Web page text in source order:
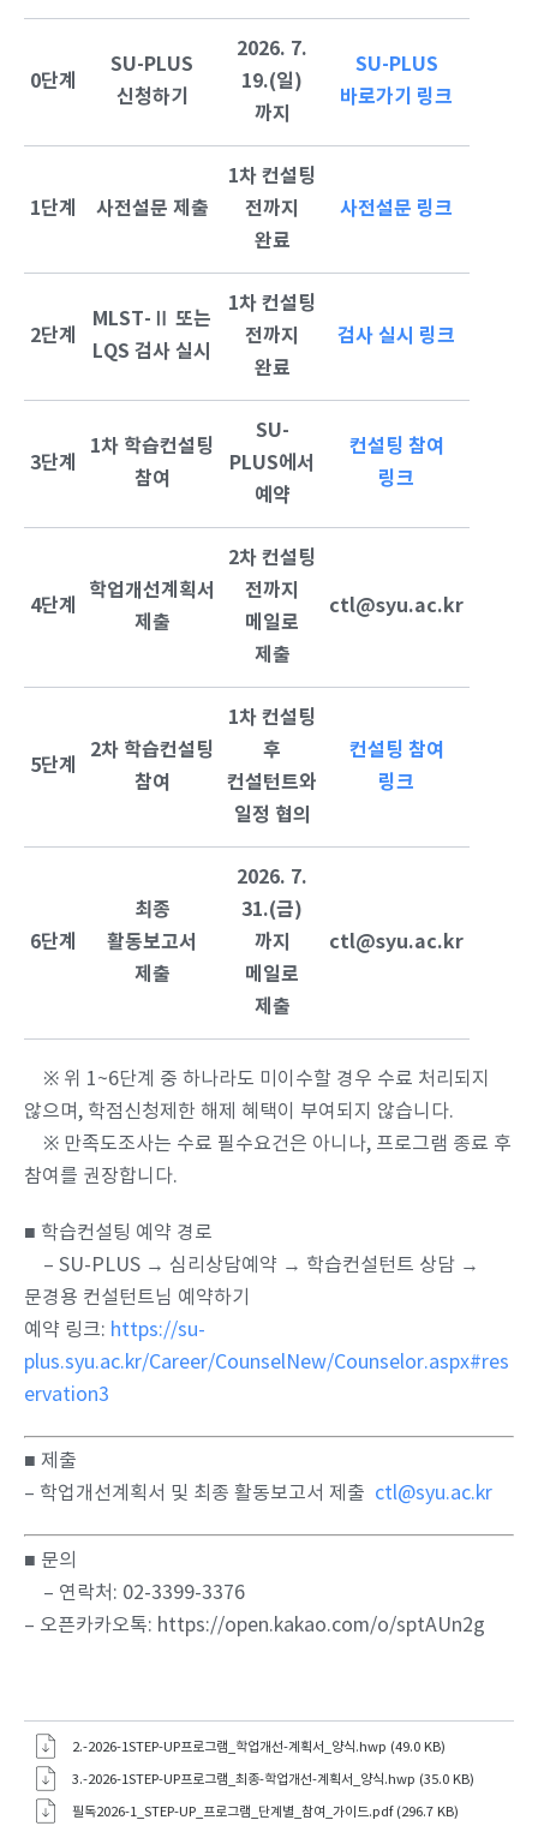
0단계
SU-PLUS
신청하기
2026. 7.
19.(일)
까지
SU-PLUS
바로가기 링크
1단계 사전설문 제출
1차 컨설팅
전까지
완료
사전설문 링크
2단계
MLST-Ⅱ 또는
LQS 검사 실시
1차 컨설팅
전까지
완료
검사 실시 링크
3단계
1차 학습컨설팅
참여
SU-
PLUS에서
예약
컨설팅 참여
링크
4단계
학업개선계획서
제출
2차 컨설팅
전까지
메일로
제출
ctl@syu.ac.kr
5단계
2차 학습컨설팅
참여
1차 컨설팅
후
컨설턴트와
일정 협의
컨설팅 참여
링크
6단계
최종
활동보고서
제출
2026. 7.
31.(금)
까지
메일로
제출
ctl@syu.ac.kr
※ 위 1~6단계 중 하나라도 미이수할 경우 수료 처리되지
않으며, 학점신청제한 해제 혜택이 부여되지 않습니다.
※ 만족도조사는 수료 필수요건은 아니나, 프로그램 종료 후
참여를 권장합니다.
■ 학습컨설팅 예약 경로
– SU-PLUS → 심리상담예약 → 학습컨설턴트 상담 →
문경용 컨설턴트님 예약하기
예약 링크: https://su-
plus.syu.ac.kr/Career/CounselNew/Counselor.aspx#res
ervation3
■ 제출
– 학업개선계획서 및 최종 활동보고서 제출 ctl@syu.ac.kr
■ 문의
– 연락처: 02-3399-3376
– 오픈카카오톡: https://open.kakao.com/o/sptAUn2g
2.-2026-1STEP-UP프로그램_학업개선-계획서_양식.hwp (49.0 KB)
3.-2026-1STEP-UP프로그램_최종-학업개선-계획서_양식.hwp (35.0 KB)
필독2026-1_STEP-UP_프로그램_단계별_참여_가이드.pdf (296.7 KB)